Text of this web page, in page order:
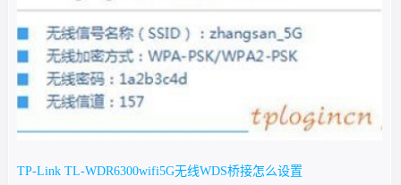
TP-Link TL-WDR6300wifi5G无线WDS桥接怎么设置